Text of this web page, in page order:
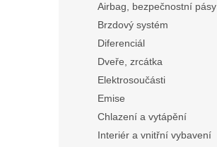
Airbag, bezpečnostní pásy
Brzdový systém
Diferenciál
Dveře, zrcátka
Elektrosoučásti
Emise
Chlazení a vytápění
Interiér a vnitřní vybavení